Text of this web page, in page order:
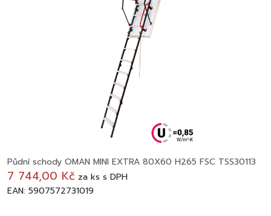
Půdní schody OMAN MINI EXTRA 80X60 H265 FSC TSS30113
7 744,00 Kč za ks s DPH
EAN: 5907572731019